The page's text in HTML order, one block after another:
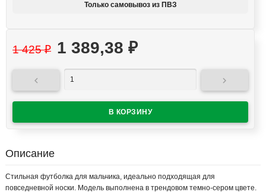
Только самовывоз из ПВЗ
1 425₽ 1 389,38 ₽
 
Описание
Стильная футболка для мальчика, идеально подходящая для
повседневной носки. Модель выполнена в трендовом темно-сером цвете.